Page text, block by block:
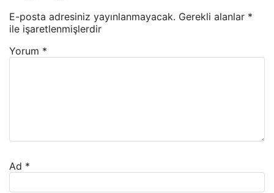
E-posta adresiniz yayınlanmayacak. Gerekli alanlar *
ile işaretlenmişlerdir
Yorum *
Ad *